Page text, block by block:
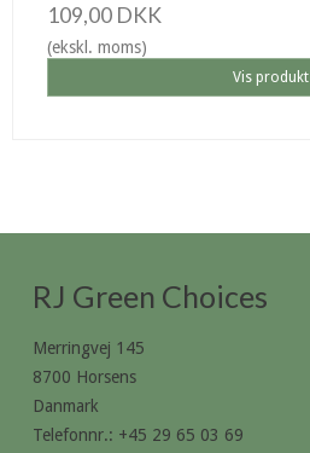
109,00 DKK
(ekskl. moms)
Vis produkt
RJ Green Choices
Merringvej 145
8700 Horsens
Danmark
Telefonnr.: +45 29 65 03 69